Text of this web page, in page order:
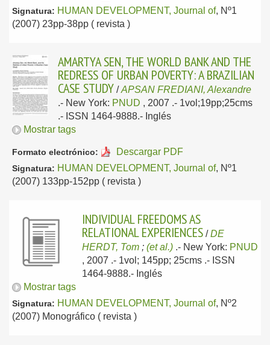
Signatura: HUMAN DEVELOPMENT, Journal of, Nº1
(2007) 23pp-38pp ( revista )
AMARTYA SEN, THE WORLD BANK AND THE
REDRESS OF URBAN POVERTY: A BRAZILIAN
CASE STUDY /APSAN FREDIANI, Alexandre
.- New York: PNUD , 2007 .- 1vol;19pp;25cms
.- ISSN 1464-9888.- Inglés
Mostrar tags
Formato electrónico: Descargar PDF
Signatura: HUMAN DEVELOPMENT, Journal of, Nº1
(2007) 133pp-152pp ( revista )
INDIVIDUAL FREEDOMS AS
RELATIONAL EXPERIENCES /DE
HERDT, Tom ; (et al.) .- New York: PNUD
, 2007 .- 1vol; 145pp; 25cms .- ISSN
1464-9888.- Inglés
Mostrar tags
Signatura: HUMAN DEVELOPMENT, Journal of, Nº2
(2007) Monográfico ( revista )